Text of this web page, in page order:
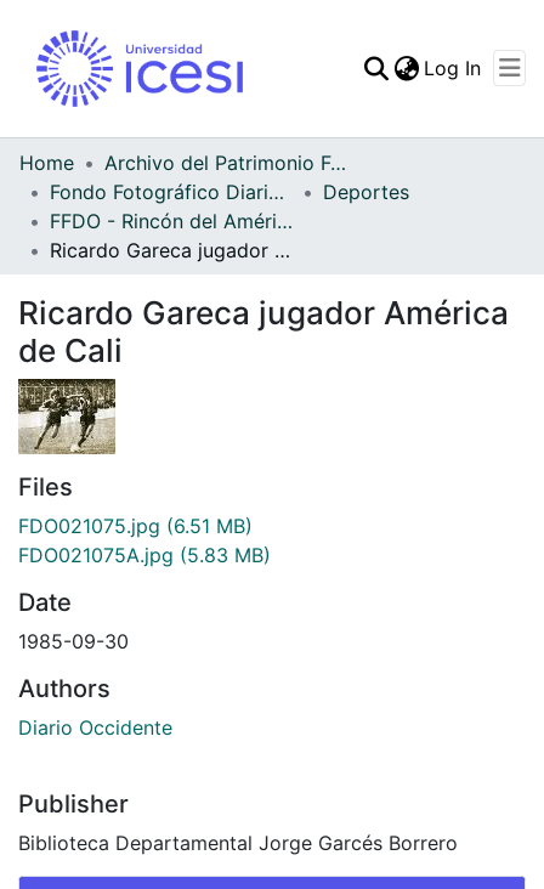
Statistics
Log In
Home
Archivo del Patrimonio Fotográfico y Fílmico del Valle del Cauca
Fondo Fotográfico Diario Occidente
Deportes
FFDO - Rincón del América - Patrimonial
Ricardo Gareca jugador América de Cali
Ricardo Gareca jugador América
de Cali
Files
FDO021075.jpg (6.51 MB)
FDO021075A.jpg (5.83 MB)
Date
1985-09-30
Authors
Diario Occidente
Publisher
Biblioteca Departamental Jorge Garcés Borrero